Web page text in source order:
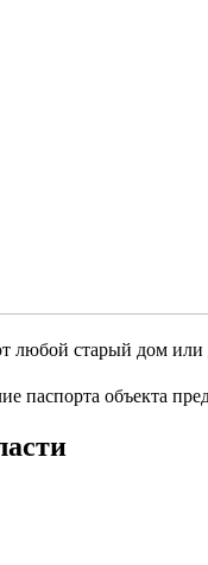
старый дом
паспорта объекта